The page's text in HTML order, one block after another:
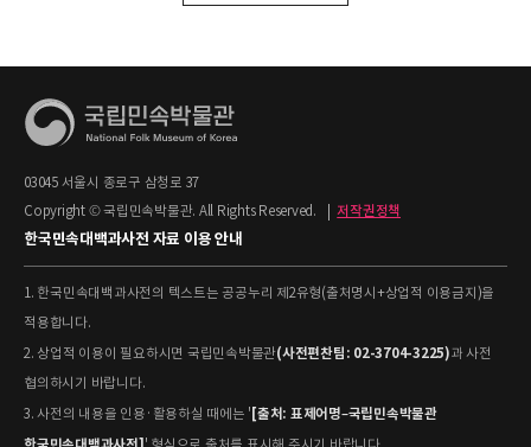
03045 서울시 종로구 삼청로 37
Copyright © 국립민속박물관. All Rights Reserved.
저작권정책
한국민속대백과사전 자료 이용 안내
1. 한국민속대백과사전의 텍스트는 공공누리 제2유형(출처명시+상업적 이용금지)을
적용합니다.
2. 상업적 이용이 필요하시면 국립민속박물관(사전편찬팀: 02-3704-3225)과 사전
협의하시기 바랍니다.
3. 사전의 내용을 인용·활용하실 때에는 ' [출처: 표제어명–국립민속박물관